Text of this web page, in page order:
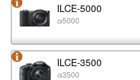
ILCE-5000
α5000
ILCE-3500
α3500